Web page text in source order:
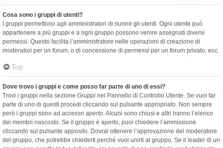
Cosa sono i gruppi di utenti?
I gruppi permettono agli amministratori di riunire gli utenti. Ogni utente può
appartenere a più gruppi e a ogni gruppo possono venire assegnati diversi
permessi. Questo facilita l’amministratore nelle operazioni di creazione di
moderatori per un forum, o di concessione di permessi per un forum privato, ecc.
Top
Dove trovo i gruppi e come posso far parte di uno di essi?
Trovi i gruppi nella sezione Gruppi nel Pannello di Controllo Utente. Se vuoi far
parte di uno di questi procedi cliccando sul pulsante appropriato. Non sempre
però i gruppi sono ad accesso aperto. Alcuni sono chiusi e altri hanno l’elenco
dei membri nascosto. Se il gruppo è aperto, puoi chiedere l’ammissione
cliccando sul pulsante apposito. Dovrai ottenere l’approvazione del moderatore
del gruppo, che potrebbe chiederti perché vuoi unirti al gruppo. Se il leader di un